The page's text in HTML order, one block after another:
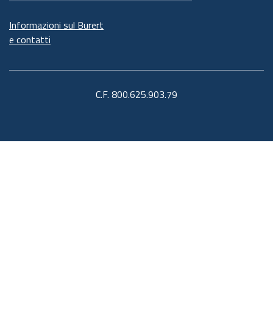
Informazioni sul Burert
e contatti
C.F. 800.625.903.79